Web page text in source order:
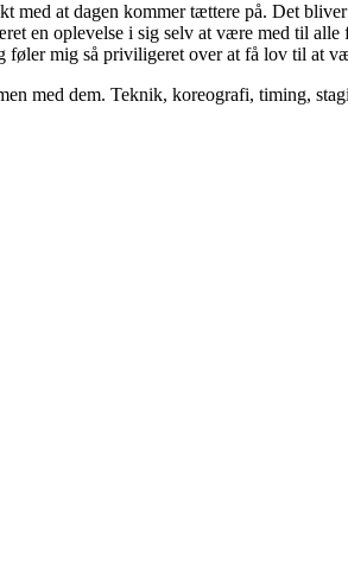
med at dagen kommer tættere på. Det
en oplevelse i sig selv at være med til
føler mig så priviligeret over at få lov til at
med dem. Teknik, koreografi, timing,